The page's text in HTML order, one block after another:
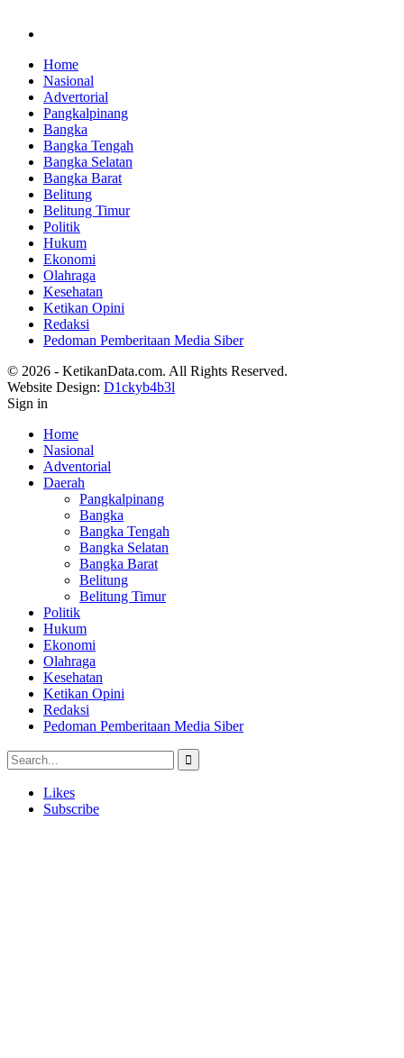
Home
Nasional
Advertorial
Pangkalpinang
Bangka
Bangka Tengah
Bangka Selatan
Bangka Barat
Belitung
Belitung Timur
Politik
Hukum
Ekonomi
Olahraga
Kesehatan
Ketikan Opini
Redaksi
Pedoman Pemberitaan Media Siber
© 2026 - KetikanData.com. All Rights Reserved.
Website Design: D1ckyb4b3l
Sign in
Home
Nasional
Adventorial
Daerah
Pangkalpinang
Bangka
Bangka Tengah
Bangka Selatan
Bangka Barat
Belitung
Belitung Timur
Politik
Hukum
Ekonomi
Olahraga
Kesehatan
Ketikan Opini
Redaksi
Pedoman Pemberitaan Media Siber
Likes
Subscribe